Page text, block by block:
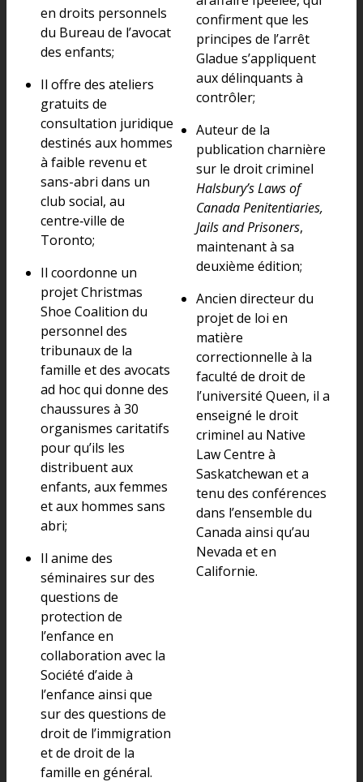
en droits personnels
du Bureau de l’avocat
des enfants;
Il offre des ateliers
gratuits de
consultation juridique
destinés aux hommes
à faible revenu et
sans-abri dans un
club social, au
centre‑ville de
Toronto;
Il coordonne un
projet Christmas
Shoe Coalition du
personnel des
tribunaux de la
famille et des avocats
ad hoc qui donne des
chaussures à 30
organismes caritatifs
pour qu’ils les
distribuent aux
enfants, aux femmes
et aux hommes sans
abri;
Il anime des
séminaires sur des
questions de
protection de
l’enfance en
collaboration avec la
Société d’aide à
l’enfance ainsi que
sur des questions de
droit de l’immigration
et de droit de la
famille en général.
confirment que les
principes de l’arrêt
Gladue s’appliquent
aux délinquants à
contrôler;
Auteur de la
publication charnière
sur le droit criminel
Halsbury’s Laws of
Canada Penitentiaries,
Jails and Prisoners,
maintenant à sa
deuxième édition;
Ancien directeur du
projet de loi en
matière
correctionnelle à la
faculté de droit de
l’université Queen, il a
enseigné le droit
criminel au Native
Law Centre à
Saskatchewan et a
tenu des conférences
dans l’ensemble du
Canada ainsi qu’au
Nevada et en
Californie.